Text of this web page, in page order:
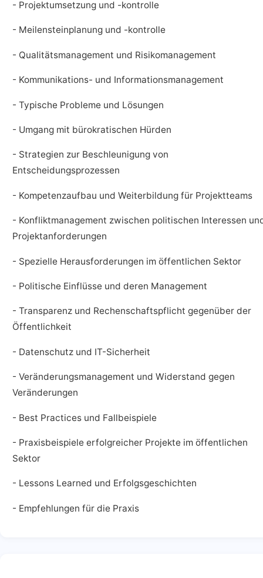
- Projektumsetzung und -kontrolle
- Meilensteinplanung und -kontrolle
- Qualitätsmanagement und Risikomanagement
- Kommunikations- und Informationsmanagement
- Typische Probleme und Lösungen
- Umgang mit bürokratischen Hürden
- Strategien zur Beschleunigung von
Entscheidungsprozessen
- Kompetenzaufbau und Weiterbildung für Projektteams
- Konfliktmanagement zwischen politischen Interessen
Projektanforderungen
- Spezielle Herausforderungen im öffentlichen Sektor
- Politische Einflüsse und deren Management
- Transparenz und Rechenschaftspflicht gegenüber der
Öffentlichkeit
- Datenschutz und IT-Sicherheit
- Veränderungsmanagement und Widerstand gegen
Veränderungen
- Best Practices und Fallbeispiele
- Praxisbeispiele erfolgreicher Projekte im öffentlichen
Sektor
- Lessons Learned und Erfolgsgeschichten
- Empfehlungen für die Praxis